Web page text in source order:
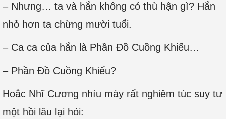
– Nhưng… ta và hắn không có thù hận gì? Hắn
nhỏ hơn ta chừng mười tuổi.
– Ca ca của hắn là Phần Đồ Cuồng Khiếu…
– Phần Đồ Cuồng Khiếu?
Hoắc Nhĩ Cương nhíu mày rất nghiêm túc suy tư
một hồi lâu lại hỏi: